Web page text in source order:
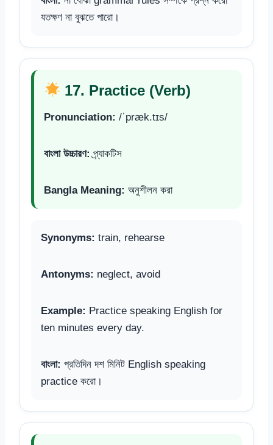
যতক্ষণ না বুঝতে পারো।
17. Practice (Verb)
Pronunciation: /ˈpræk.tɪs/
বাংলা উচ্চারণ: প্র্যাকটিস
Bangla Meaning: অনুশীলন করা
Synonyms: train, rehearse
Antonyms: neglect, avoid
Example: Practice speaking English for
ten minutes every day.
বাংলা: প্রতিদিন দশ মিনিট English speaking
practice করো।